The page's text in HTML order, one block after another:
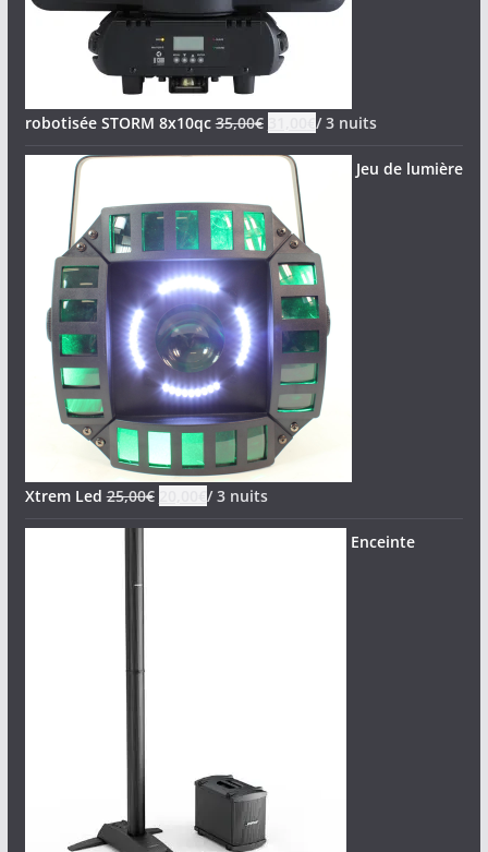
robotisée STORM 8x10qc 35,00€ / 3 nuits
Jeu de lumière
Xtrem Led 25,00€ / 3 nuits
Enceinte